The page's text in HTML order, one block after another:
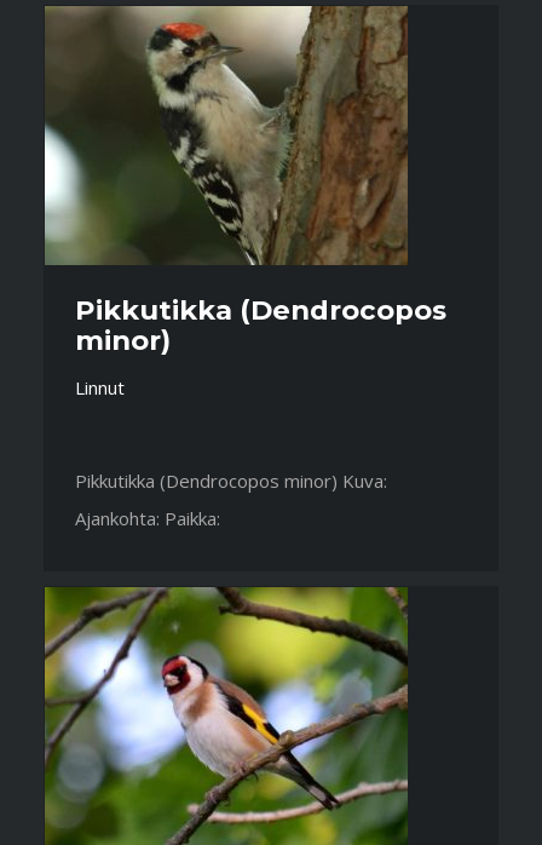
Pikkutikka (Dendrocopos
minor)
Linnut
Pikkutikka (Dendrocopos minor) Kuva:
Ajankohta: Paikka: